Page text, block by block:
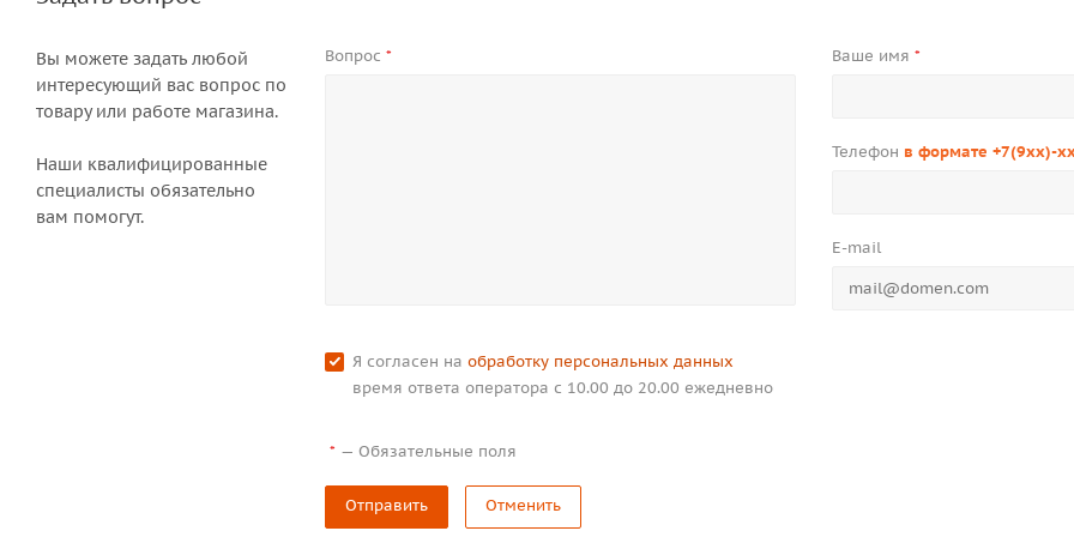
Вы можете задать любой
интересующий вас вопрос по
товару или работе магазина.
Наши квалифицированные
специалисты обязательно
вам помогут.
Вопрос* Ваше имя *
Телефон в формате +7(9xx)-
E-mail
Я согласен наобработку персональных данных
время ответа оператора с 10.00 до 20.00 ежедневно
* —Обязательные поля
Отправить Отменить